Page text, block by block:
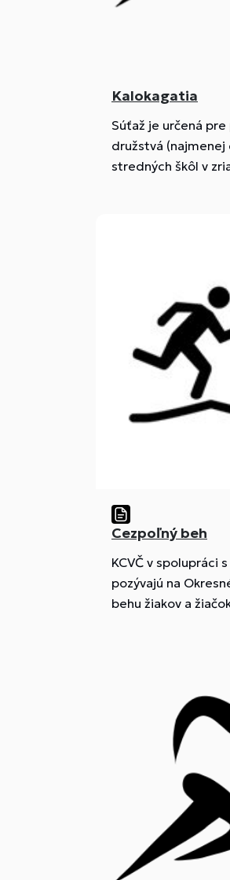
Kalokagatia
Súťaž je určená
družstvá
stredných škôl v
Cezpoľný beh
KCVČ v spolupráci
pozývajú na
behu žiakov a